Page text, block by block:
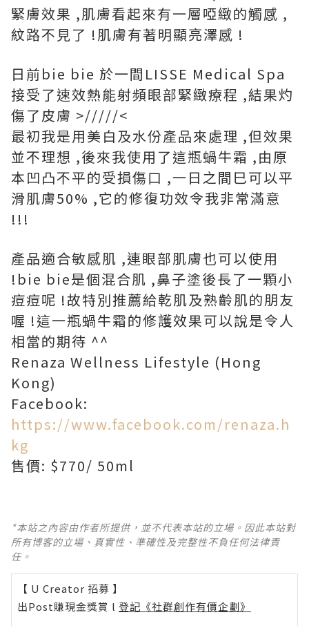
緊膚效果 ,肌膚看起來有一層啞緻的觸感 ,
紋路不見了 !肌膚有著明顯亮澤感 !
日前bie bie 於一間LISSE Medical Spa
接受了速效熱能射頻眼部緊緻療程 ,結果灼
傷了皮膚 >/////<
最初我是用美白及水份產品來處理 ,但效果
並不理想 ,後來我使用了這瓶蝸牛霜 ,由原
本凹凸不平的受損傷口 ,一日之間巳可以平
滑肌膚50% ,它的修復功效令我非常滿意
!!!
產品適合敏感肌 ,連眼部肌膚也可以使用
!bie bie是個混合肌 ,鼻子塗後長了一顆小
痘痘呢 !故特別推薦給乾肌及熟齡肌的朋友
喔 !這一瓶蝸牛霜的修護效果可以說是令人
相當的期待 ^^
Renaza Wellness Lifestyle (Hong
Kong)
Facebook:
https://www.facebook.com/renaza.h
kg
售價: $770/ 50ml
*本站之內容由作者所提供，並不代表本站的立場。因此本站對
所有博客的立場、真實性、準確性及完整性不負任何法律責
任。
【 U Creator 招募 】
出Post賺現金獎賞 l 登記《社群創作有價企劃》